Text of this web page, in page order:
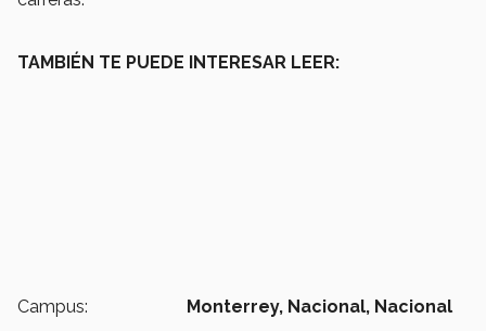
TAMBIÉN TE PUEDE INTERESAR LEER:
Campus: Monterrey, Nacional, Nacional